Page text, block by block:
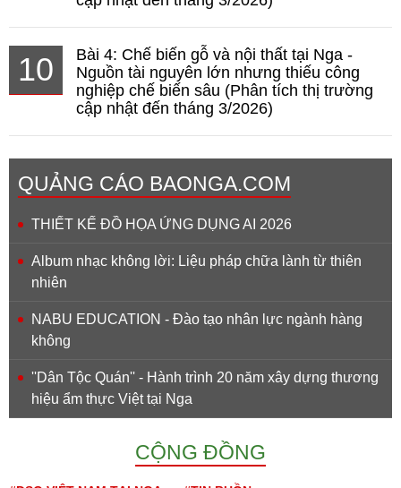
10
Bài 4: Chế biến gỗ và nội thất tại Nga -
Nguồn tài nguyên lớn nhưng thiếu công
nghiệp chế biến sâu (Phân tích thị trường
cập nhật đến tháng 3/2026)
QUẢNG CÁO BAONGA.COM
THIẾT KẾ ĐỒ HỌA ỨNG DỤNG AI 2026
Album nhạc không lời: Liệu pháp chữa lành từ thiên
nhiên
NABU EDUCATION - Đào tạo nhân lực ngành hàng
không
''Dân Tộc Quán'' - Hành trình 20 năm xây dựng thương
hiệu ẩm thực Việt tại Nga
CỘNG ĐỒNG